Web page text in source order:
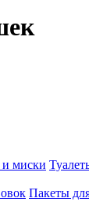
и миски
Пакеты